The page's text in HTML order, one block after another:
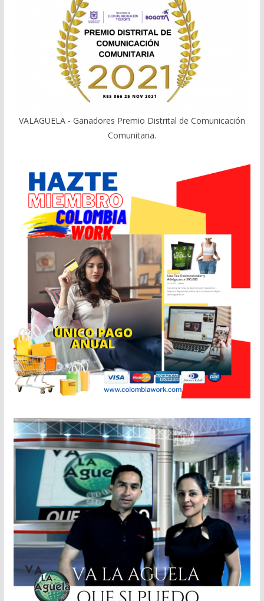
VALAGUELA - Ganadores Premio Distrital de Comunicación
Comunitaria.